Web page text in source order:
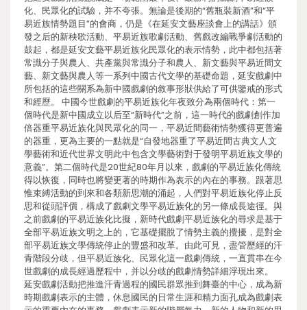
化、民眾化的試驗，并不夸張。無論是後期的“舊瓶裝新酒”和“平
易近族情勢題目”的會商，仍是《在延安文藝座談會上的講話》頒
發之后的新秧歌活動、平易近族歌劇活動、舊戲改編戰爭劇活動的
鼓起，都是延安文藝平易近族化民眾化的表示情勢，此中都包括著
常識分子與農人、共產黨與常識分子和農人、新文藝與平易近間文
藝、新文藝與農人等一系列中國古代文學的基礎命題，延安戲劇中
所包括的這些關系為新中國戲劇的敘事形狀供給了可供鑒戒的形式
和經歷。 中國今世戲劇的平易近族化年夜致分為兩個時代：第一
個時代是新中國成立以后至“新時代”之前，這一時代的戲劇創作加
倍器重平易近族化與民眾化的同一，平易近間藝術情勢獲得更普遍
的器重，更為主要的一點就是“自發地器重了平易近間古典文人文
學藝術和近代世界文明此中包含文學藝術對于發明平易近族文學的
意義”。第二個時代是20世紀80年月以來，戲劇的平易近族化傳統
得以恢復，同時也將變更著的時期作為表示的內在的事務。跟著思
惟束縛活動的到來和各類新思潮的涌起，人們對平易近族化停止反
思和從頭評價，構成了戲劇文學平易近族化的另一條成長途徑。與
之前戲劇的平易近族化比擬，新時代戲劇平易近族化的尋求是基于
全部平易近族文明之上的，它基礎擺脫了情勢主義的攪擾，是對全
部平易近族文學傳統停止的豐盛和改革。由此可見，盡管歷經的汗
青階段分歧，但平易近族化、民眾化這一戲劇傳統，一直貫串在今
世戲劇的成長經過歷程中，并以分歧的戲劇情勢詳細浮現出來。
延安戲劇活動把推進汗青過程的國民群眾推到舞臺的中心，成為新
時期戲劇表示的主體，休息國民的日常生涯和精力面孔成為戲劇表